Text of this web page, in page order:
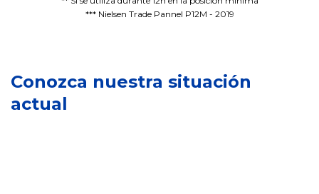
*** Nielsen Trade Pannel P12M - 2019
Conozca nuestra situación
actual
e
aS
o